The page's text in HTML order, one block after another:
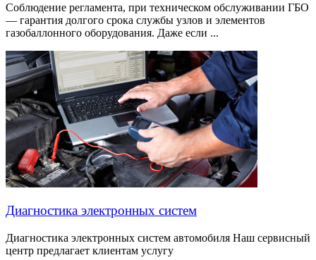
Соблюдение регламента, при техническом обслуживании ГБО
— гарантия долгого срока службы узлов и элементов
газобаллонного оборудования. Даже если ...
Диагностика электронных систем
Диагностика электронных систем автомобиля Наш сервисный
центр предлагает клиентам услугу